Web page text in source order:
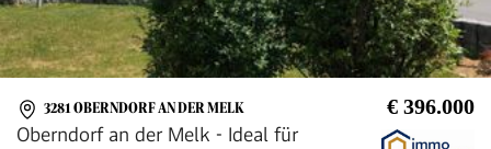
3281 OBERNDORF AN DER MELK € 396.000
Oberndorf an der Melk - Ideal für